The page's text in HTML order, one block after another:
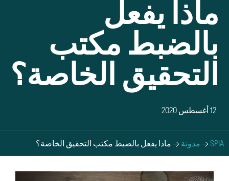
ماذا يفعل
بالضبط مكتب
التحقيق الخاصة؟
12 أغسطس 2020
SPIA
→ مدونة → ماذا يفعل بالضبط مكتب التحقيق الخاصة؟